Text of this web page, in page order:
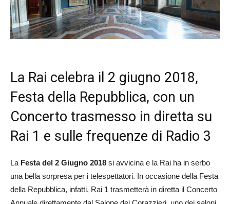
La Rai celebra il 2 giugno 2018,
Festa della Repubblica, con un
Concerto trasmesso in diretta su
Rai 1 e sulle frequenze di Radio 3
La Festa del 2 Giugno 2018 si avvicina e la Rai ha in serbo
una bella sorpresa per i telespettatori. In occasione della Festa
della Repubblica, infatti, Rai 1 trasmetterà in diretta il Concerto